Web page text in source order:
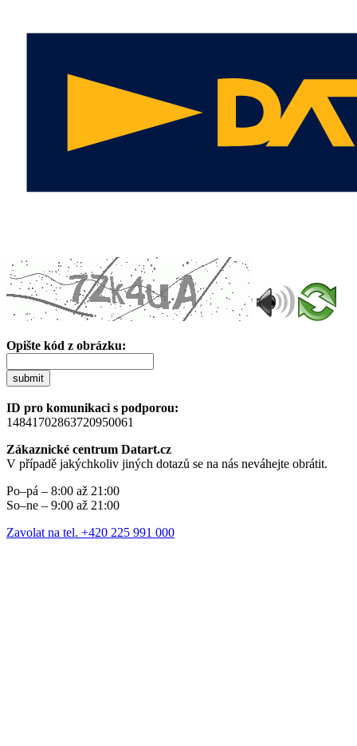
Opište kód z obrázku:
submit
ID pro komunikaci s podporou:
14841702863720950061
Zákaznické centrum Datart.cz
V případě jakýchkoliv jiných dotazů se na nás neváhejte obrátit.
Po–pá – 8:00 až 21:00
So–ne – 9:00 až 21:00
Zavolat na tel. +420 225 991 000